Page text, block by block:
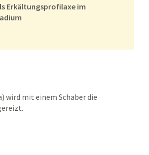
Erkältungsprofilaxe im
wird mit einem Schaber die